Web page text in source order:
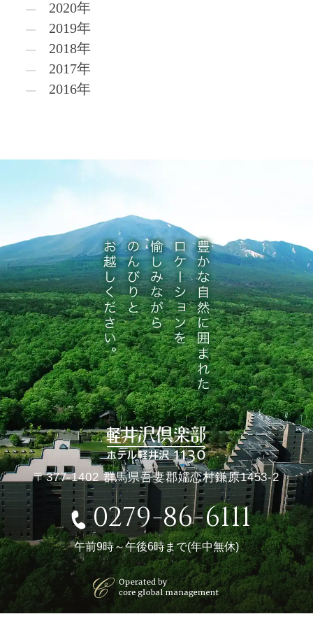
2020年
2019年
2018年
2017年
2016年
〒377-1402 群馬県吾妻郡嬬恋村鎌原1453-2
0279-86-6111
午前9時～午後6時まで(年中無休)